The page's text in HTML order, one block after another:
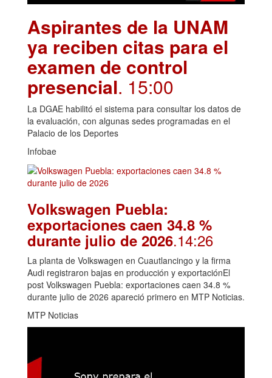
Aspirantes de la UNAM
ya reciben citas para el
examen de control
presencial. 15:00
La DGAE habilitó el sistema para consultar los datos de
la evaluación, con algunas sedes programadas en el
Palacio de los Deportes
Infobae
Volkswagen Puebla:
exportaciones caen 34.8 %
durante julio de 2026.14:26
La planta de Volkswagen en Cuautlancingo y la firma
Audi registraron bajas en producción y exportaciónEl
post Volkswagen Puebla: exportaciones caen 34.8 %
durante julio de 2026 apareció primero en MTP Noticias.
MTP Noticias